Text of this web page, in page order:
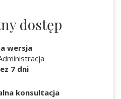
dostęp
wersja
7 dni
konsultacja